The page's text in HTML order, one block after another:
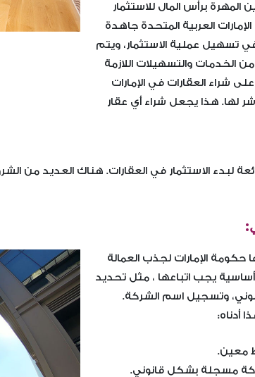
برأس المال للاستثمار
العربية المتحدة جاهدة
تسهيل عملية الاستثمار، ويتم
الخدمات والتسهيلات اللازمة
شراء العقارات في الإمارات
لها. هذا يجعل شراء أي عقار
لبدء الاستثمار في العقارات. هناك العديد من
الإمارات لجذب العمالة
أساسية يجب اتباعها ، مثل تحديد
وتسجيل اسم الشركة.
أدناه:
معين.
مسجلة بشكل قانوني.